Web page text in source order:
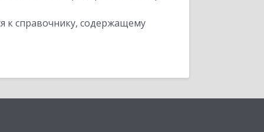
к справочнику, содержащему